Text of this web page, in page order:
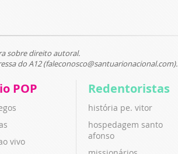
sobre direito autoral.
do A12 (faleconosco@santuarionacional.com).
POP
vivo
Redentoristas
história pe. vitor
hospedagem santo
afonso